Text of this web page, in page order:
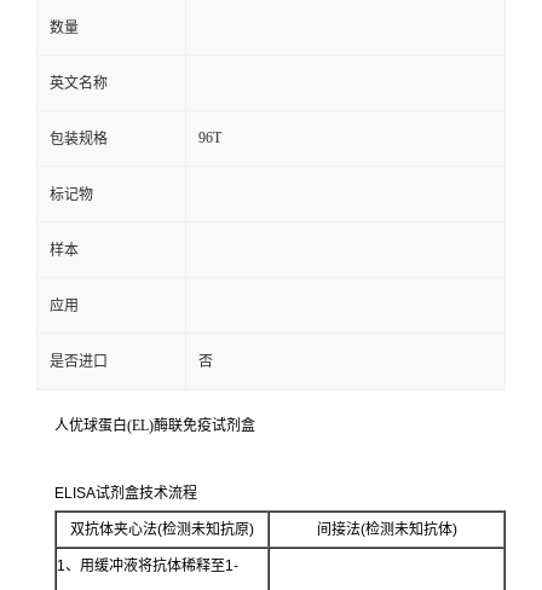
数量
英文名称
包装规格 96T
标记物
样本
应用
是否进口 否
人优球蛋白(EL)酶联免疫试剂盒
ELISA试剂盒技术流程
双抗体夹心法(检测未知抗原) 间接法(检测未知抗体)
1、用缓冲液将抗体稀释至1-